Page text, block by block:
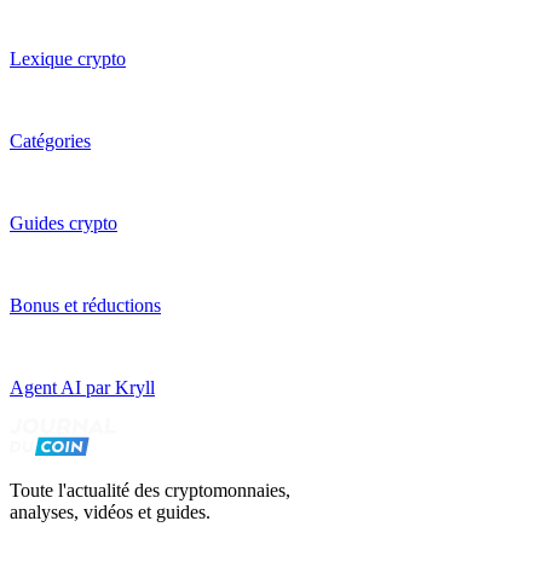
Lexique crypto
Catégories
Guides crypto
Bonus et réductions
Agent AI par Kryll
Toute l'actualité des cryptomonnaies,
analyses, vidéos et guides.